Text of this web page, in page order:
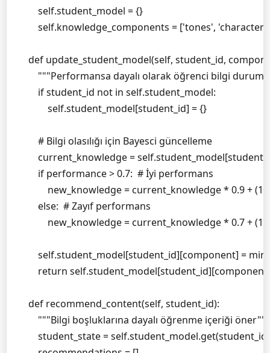
        self.student_model = {}
self.knowledge_components = ['tones',
def update_student_model(self, student_id,
"""Performansa dayalı olarak öğrenci bilgi
        if student_id not in self.student_model:
            self.student_model[student_id] = {}
        # Bilgi olasılığı için Bayesci güncelleme
current_knowledge =
        if performance > 0.7:  # İyi performans
new_knowledge = current_knowledge * 0.9 +
        else:  # Zayıf performans
new_knowledge = current_knowledge * 0.7 +
self.student_model[student_id][component] =
        return self.student_model[student_id][component]
    def recommend_content(self, student_id):
        """Bilgi boşluklarına dayalı öğrenme içeriği öner"""
student_state = self.student_model.get(student_id,